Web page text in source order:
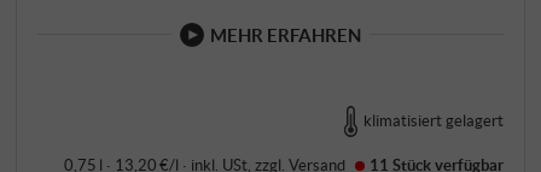
MEHR ERFAHREN
klimatisiert gelagert
0,75 l · 13,20 €/l · inkl. USt , zzgl.Versand 11 Stückverfügbar